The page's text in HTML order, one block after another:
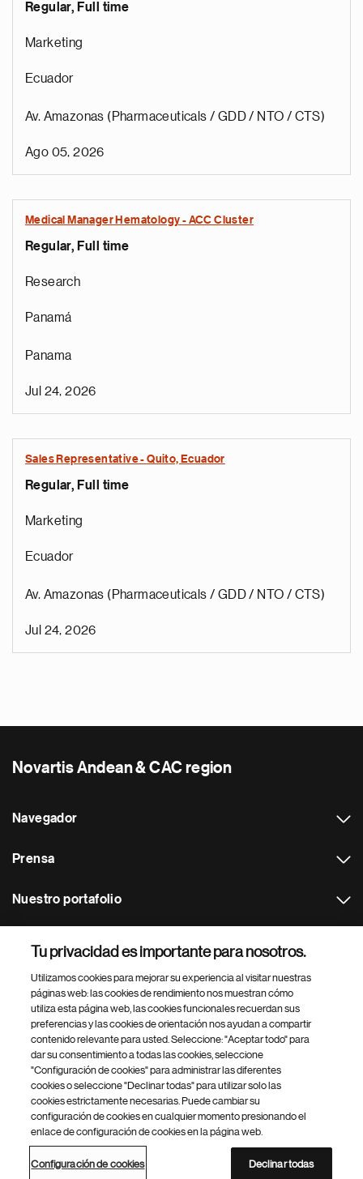
Regular, Full time
Marketing
Ecuador
Av. Amazonas (Pharmaceuticals / GDD / NTO / CTS)
Ago 05, 2026
Medical Manager Hematology - ACC Cluster
Regular, Full time
Research
Panamá
Panama
Jul 24, 2026
Sales Representative - Quito, Ecuador
Regular, Full time
Marketing
Ecuador
Av. Amazonas (Pharmaceuticals / GDD / NTO / CTS)
Jul 24, 2026
Novartis Andean & CAC region
Navegador
Prensa
Nuestro portafolio
Footer Site Search
inferior
del
© 2026 Novartis AG
Política de privacidad Términos de uso
Accesibilidad
Configuración de cookies
Mapa del sitio
Tu privacidad es importante para nosotros.
Utilizamos cookies para mejorar su experiencia al visitar nuestras
páginas web: las cookies de rendimiento nos muestran cómo
utiliza esta página web, las cookies funcionales recuerdan sus
preferencias y las cookies de orientación nos ayudan a compartir
contenido relevante para usted. Seleccione: "Aceptar todo" para
dar su consentimiento a todas las cookies, seleccione
"Configuración de cookies" para administrar las diferentes
cookies o seleccione "Declinar todas" para utilizar solo las
cookies estrictamente necesarias. Puede cambiar su
configuración de cookies en cualquier momento presionando el
enlace de configuración de cookies en la página web.
Configuración de cookies Declinar todas